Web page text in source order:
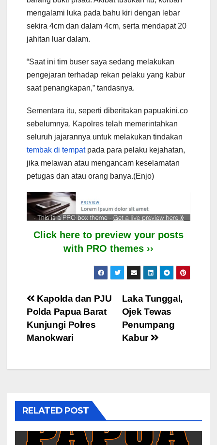
mengalami luka pada bahu kiri dengan lebar
sekira 4cm dan dalam 4cm, serta mendapat 20
jahitan luar dalam.
“Saat ini tim buser saya sedang melakukan
pengejaran terhadap rekan pelaku yang kabur
saat penangkapan,” tandasnya.
Sementara itu, seperti diberitakan papuakini.co
sebelumnya, Kapolres telah memerintahkan
seluruh jajarannya untuk melakukan tindakan
tembak di tempatpada para pelaku kejahatan,
jika melawan atau mengancam keselamatan
petugas dan atau orang banya.(Enjo)
Click here to preview your posts
with PRO themes ››
Post
navigation
Laka Tunggal,
Ojek Tewas
Penumpang
Kabur
Kapolda dan PJU
Polda Papua Barat
Kunjungi Polres
Manokwari
RELATED POST